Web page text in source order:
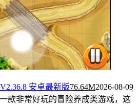
安卓最新版76.64M2026-08-09
款非常好玩的冒险养成类游戏，这